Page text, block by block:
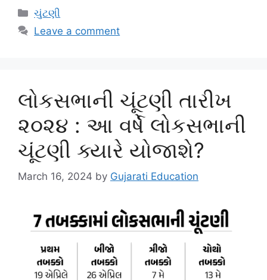
Categories
ચુંટણી
Leave a comment
લોકસભાની ચૂંટણી તારીખ
૨૦૨૪ : આ વર્ષે લોકસભાની
ચૂંટણી ક્યારે યોજાશે?
March 16, 2024 by Gujarati Education